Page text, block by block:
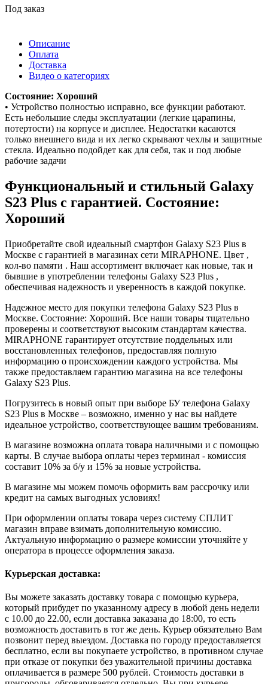
Под заказ
Описание
Оплата
Доставка
Видео о категориях
Состояние: Хороший
• Устройство полностью исправно, все функции работают.
Есть небольшие следы эксплуатации (легкие царапины,
потертости) на корпусе и дисплее. Недостатки касаются
только внешнего вида и их легко скрывают чехлы и защитные
стекла. Идеально подойдет как для себя, так и под любые
рабочие задачи
Функциональный и стильный Galaxy
S23 Plus с гарантией. Состояние:
Хороший
Приобретайте свой идеальный смартфон Galaxy S23 Plus в
Москве с гарантией в магазинах сети MIRAPHONE. Цвет ,
кол-во памяти . Наш ассортимент включает как новые, так и
бывшие в употреблении телефоны Galaxy S23 Plus ,
обеспечивая надежность и уверенность в каждой покупке.
Надежное место для покупки телефона Galaxy S23 Plus в
Москве. Состояние: Хороший. Все наши товары тщательно
проверены и соответствуют высоким стандартам качества.
MIRAPHONE гарантирует отсутствие поддельных или
восстановленных телефонов, предоставляя полную
информацию о происхождении каждого устройства. Мы
также предоставляем гарантию магазина на все телефоны
Galaxy S23 Plus.
Погрузитесь в новый опыт при выборе БУ телефона Galaxy
S23 Plus в Москве – возможно, именно у нас вы найдете
идеальное устройство, соответствующее вашим требованиям.
В магазине возможна оплата товара наличными и с помощью
карты. В случае выбора оплаты через терминал - комиссия
составит 10% за б/у и 15% за новые устройства.
В магазине мы можем помочь оформить вам рассрочку или
кредит на самых выгодных условиях!
При оформлении оплаты товара через систему СПЛИТ
магазин вправе взимать дополнительную комиссию.
Актуальную информацию о размере комиссии уточняйте у
оператора в процессе оформления заказа.
Курьерская доставка:
Вы можете заказать доставку товара с помощью курьера,
который прибудет по указанному адресу в любой день недели
с 10.00 до 22.00, если доставка заказана до 18:00, то есть
возможность доставить в тот же день. Курьер обязательно Вам
позвонит перед выездом. Доставка по городу предоставляется
бесплатно, если вы покупаете устройство, в противном случае
при отказе от покупки без уважительной причины доставка
оплачивается в размере 500 рублей. Стоимость доставки в